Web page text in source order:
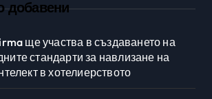
добавени
ще участва в създаването на
стандарти за навлизане на
в хотелиерството